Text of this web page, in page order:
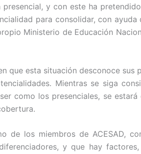
y con este ha
para consolidar, con ayuda
Ministerio de Educación
que esta situación desconoce sus
Mientras se siga
como los presenciales, se estará
de los miembros de ACESAD,
y que hay factores,